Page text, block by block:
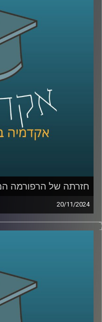
ובהונגריה ומה נקודות
עוד על ביקורת שיפוטית,
מפלג את העם?, נדבר על
מגינה עלינו, במה כן
ואיך אפשר לתקן, למה לא
למה הויכוח והמחאה
גם על לימודי משפטים;
המלאכותית והאם כדאי
שוב איתנו בחלק ב׳, יניב
ספר הארי רדזינר
רובינשטיין לאתגרים
חזרתה של הרפורמה
20/11/2024
למעלה משנה עברה מאז
החלטות של הממשלה או
ורבים חשבו שזוהי סופה
שמנסים לקדמה שובאז מה
מנסה להשיג, היתרונות